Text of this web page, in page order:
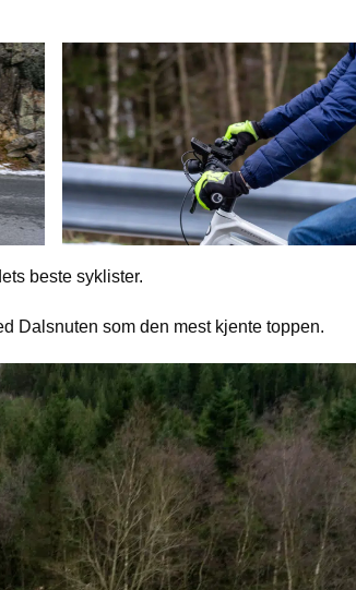
beste syklister.
Dalsnuten som den mest kjente toppen.